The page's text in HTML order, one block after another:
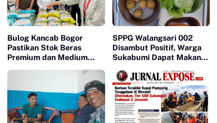
Bulog Kancab Bogor
Pastikan Stok Beras
Premium dan Medium
SPPG Walangsari 002
Disambut Positif, Warga
Sukabumi Dapat Makan